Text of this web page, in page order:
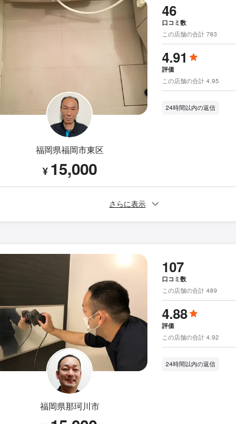
福岡県福岡市東区
¥ 15,000
46
口コミ数
この店舗の合計 783
4.91
評価
この店舗の合計 4.95
24時間以内の返信
さらに表示
福岡県那珂川市
107
口コミ数
この店舗の合計 489
4.88
評価
この店舗の合計 4.92
24時間以内の返信